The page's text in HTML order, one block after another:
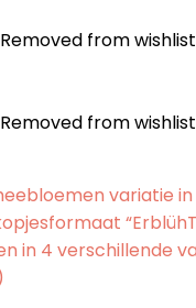
Removed from wishlist
Removed from wishlist